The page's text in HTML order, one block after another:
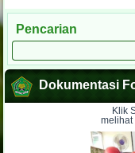
Pencarian
Dokumentasi
Klik
melihat